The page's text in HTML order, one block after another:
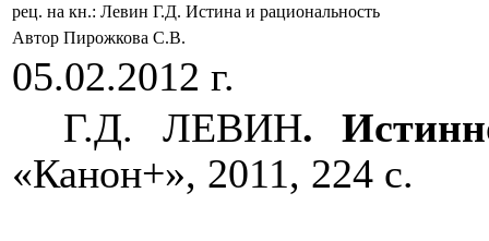
рец. на кн.: Левин Г.Д. Истина и рациональность
Автор Пирожкова С.В.
05.02.2012 г.
Г.Д. ЛЕВИН.
«Канон+», 2011, 224 с.